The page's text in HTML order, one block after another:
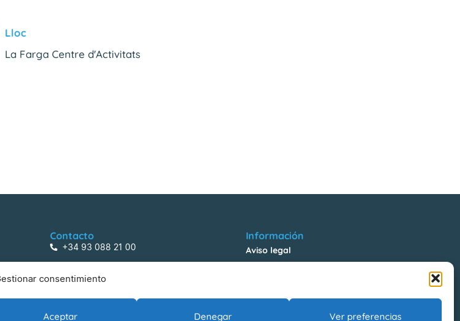
consentimiento
Aceptar Denegar Ver preferencias
Lloc
La Farga Centre d'Activitats
Contacto
+34 93 088 21 00
Información
Aviso legal